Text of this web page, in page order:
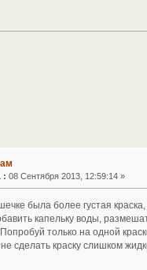
: 08 Сентября 2013, 12:59:14 »
была более густая
капельку воды,
только на одной
сделать краску слишком